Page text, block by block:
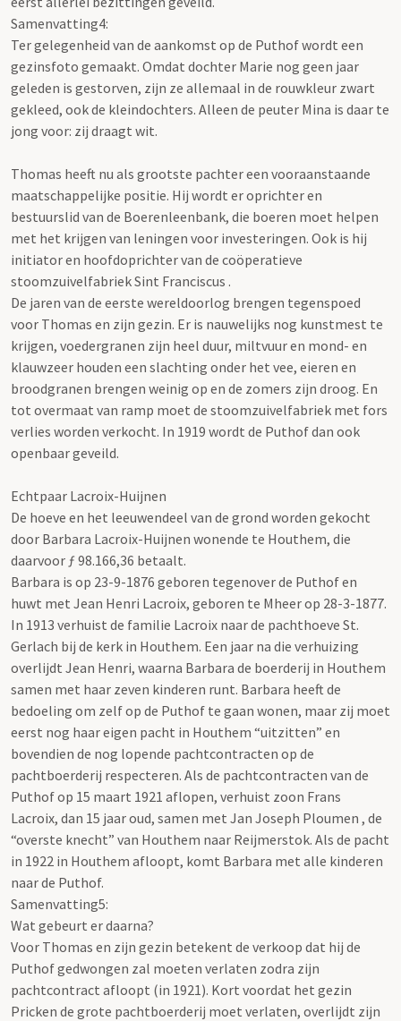
Samenvatting4:
Ter gelegenheid van de aankomst op de Puthof wordt een
gezinsfoto gemaakt. Omdat dochter Marie nog geen jaar
geleden is gestorven, zijn ze allemaal in de rouwkleur zwart
gekleed, ook de kleindochters. Alleen de peuter Mina is daar te
jong voor: zij draagt wit.
Thomas heeft nu als grootste pachter een vooraanstaande
maatschappelijke positie. Hij wordt er oprichter en
bestuurslid van de Boerenleenbank, die boeren moet helpen
met het krijgen van leningen voor investeringen. Ook is hij
initiator en hoofdoprichter van de coöperatieve
stoomzuivelfabriek Sint Franciscus .
De jaren van de eerste wereldoorlog brengen tegenspoed
voor Thomas en zijn gezin. Er is nauwelijks nog kunstmest te
krijgen, voedergranen zijn heel duur, miltvuur en mond- en
klauwzeer houden een slachting onder het vee, eieren en
broodgranen brengen weinig op en de zomers zijn droog. En
tot overmaat van ramp moet de stoomzuivelfabriek met fors
verlies worden verkocht. In 1919 wordt de Puthof dan ook
openbaar geveild.
Echtpaar Lacroix-Huijnen
De hoeve en het leeuwendeel van de grond worden gekocht
door Barbara Lacroix-Huijnen wonende te Houthem, die
daarvoor ƒ 98.166,36 betaalt.
Barbara is op 23-9-1876 geboren tegenover de Puthof en
huwt met Jean Henri Lacroix, geboren te Mheer op 28-3-1877.
In 1913 verhuist de familie Lacroix naar de pachthoeve St.
Gerlach bij de kerk in Houthem. Een jaar na die verhuizing
overlijdt Jean Henri, waarna Barbara de boerderij in Houthem
samen met haar zeven kinderen runt. Barbara heeft de
bedoeling om zelf op de Puthof te gaan wonen, maar zij moet
eerst nog haar eigen pacht in Houthem “uitzitten” en
bovendien de nog lopende pachtcontracten op de
pachtboerderij respecteren. Als de pachtcontracten van de
Puthof op 15 maart 1921 aflopen, verhuist zoon Frans
Lacroix, dan 15 jaar oud, samen met Jan Joseph Ploumen , de
“overste knecht” van Houthem naar Reijmerstok. Als de pacht
in 1922 in Houthem afloopt, komt Barbara met alle kinderen
naar de Puthof.
Samenvatting5:
Wat gebeurt er daarna?
Voor Thomas en zijn gezin betekent de verkoop dat hij de
Puthof gedwongen zal moeten verlaten zodra zijn
pachtcontract afloopt (in 1921). Kort voordat het gezin
Pricken de grote pachtboerderij moet verlaten, overlijdt zijn